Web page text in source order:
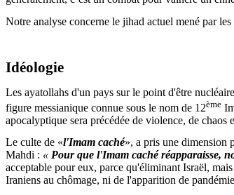
Notre analyse concerne le jihad actuel mené par
Idéologie
Les ayatollahs d'un pays sur le point d'être
figure messianique connue sous le nom de 12ème
apocalyptique sera précédée de violence, de
Le culte de «l'Imam caché», a pris une dimension
Mahdi : « Pour que l'Imam caché réapparaisse,
acceptable pour eux, parce qu'éliminant Israël,
Iraniens au chômage, ni de l'apparition de